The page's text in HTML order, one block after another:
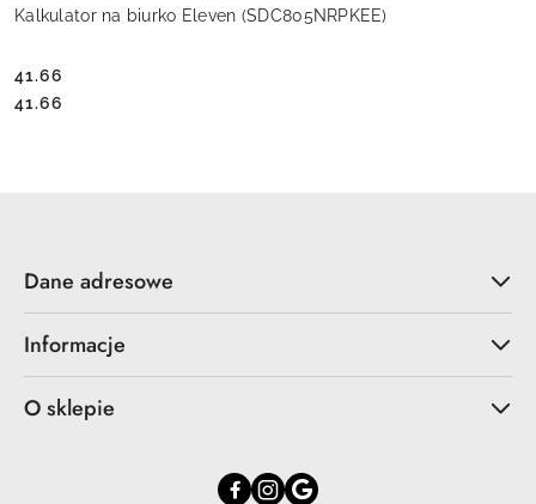
Kalkulator na biurko Eleven (SDC805NRPKEE)
Cena:
41.66
Cena:
41.66
Dane adresowe
Informacje
O sklepie